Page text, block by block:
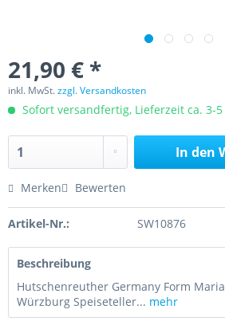
21,90 € *
inkl. MwSt.zzgl. Versandkosten
Sofort versandfertig, Lieferzeit ca. 3-5
In den
Merken Bewerten
Artikel-Nr.: SW10876
Beschreibung
Hutschenreuther Germany Form
Würzburg Speiseteller... mehr